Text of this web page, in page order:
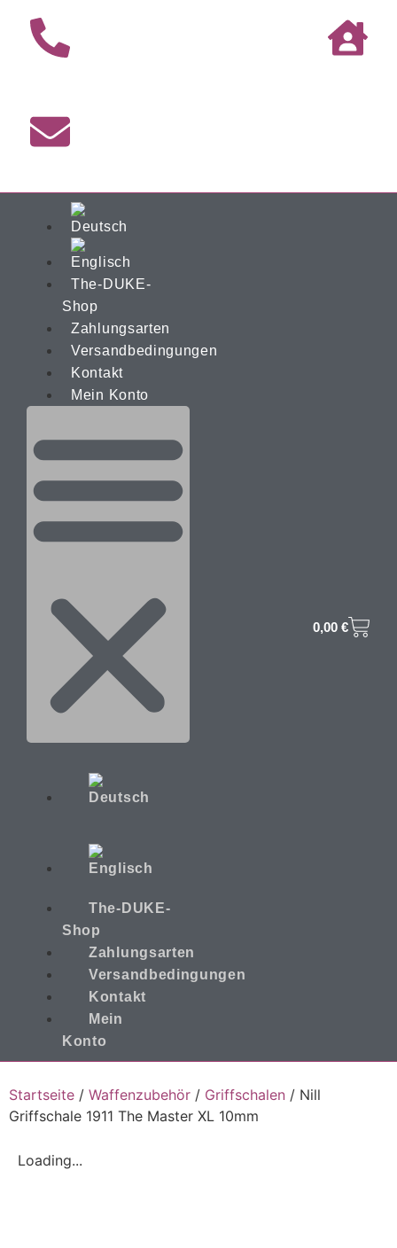
The-DUKE-
Shop
Zahlungsarten
Versandbedingungen
Kontakt
Mein Konto
The-DUKE-
Shop
Zahlungsarten
Versandbedingungen
Kontakt
Mein
Konto
0,00 €
Startseite / Waffenzubehör / Griffschalen / Nill
Griffschale 1911 The Master XL 10mm
Loading...